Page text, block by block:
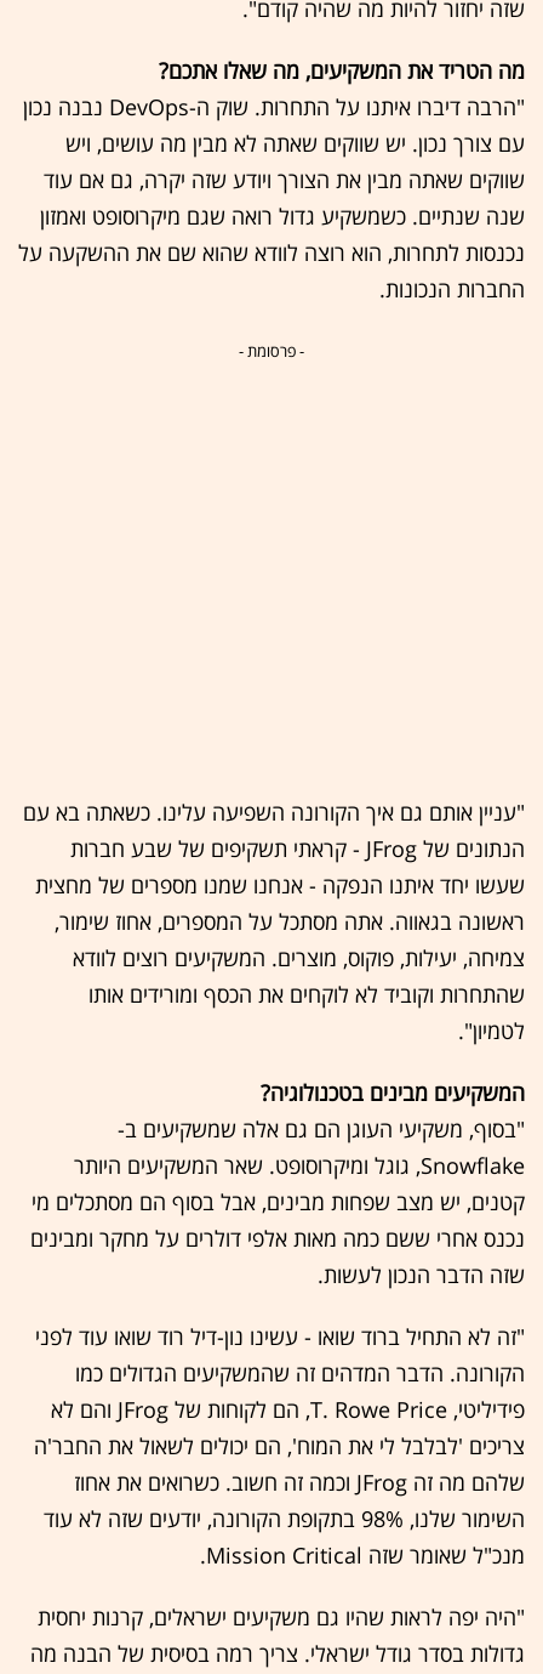
שזה יחזור להיות מה שהיה קודם".
מה הטריד את המשקיעים, מה שאלו אתכם?
"הרבה דיברו איתנו על התחרות. שוק ה-DevOps נבנה נכון
עם צורך נכון. יש שווקים שאתה לא מבין מה עושים, ויש
שווקים שאתה מבין את הצורך ויודע שזה יקרה, גם אם עוד
שנה שנתיים. כשמשקיע גדול רואה שגם מיקרוסופט ואמזון
נכנסות לתחרות, הוא רוצה לוודא שהוא שם את ההשקעה על
החברות הנכונות.
- פרסומת -
"עניין אותם גם איך הקורונה השפיעה עלינו. כשאתה בא עם
הנתונים של JFrog - קראתי תשקיפים של שבע חברות
שעשו יחד איתנו הנפקה - אנחנו שמנו מספרים של מחצית
ראשונה בגאווה. אתה מסתכל על המספרים, אחוז שימור,
צמיחה, יעילות, פוקוס, מוצרים. המשקיעים רוצים לוודא
שהתחרות וקוביד לא לוקחים את הכסף ומורידים אותו
לטמיון".
המשקיעים מבינים בטכנולוגיה?
"בסוף, משקיעי העוגן הם גם אלה שמשקיעים ב-
Snowflake, גוגל ומיקרוסופט. שאר המשקיעים היותר
קטנים, יש מצב שפחות מבינים, אבל בסוף הם מסתכלים מי
נכנס אחרי ששם כמה מאות אלפי דולרים על מחקר ומבינים
שזה הדבר הנכון לעשות.
"זה לא התחיל ברוד שואו - עשינו נון-דיל רוד שואו עוד לפני
הקורונה. הדבר המדהים זה שהמשקיעים הגדולים כמו
פידיליטי, T. Rowe Price, הם לקוחות של JFrog והם לא
צריכים 'לבלבל לי את המוח', הם יכולים לשאול את החבר'ה
שלהם מה זה JFrog וכמה זה חשוב. כשרואים את אחוז
השימור שלנו, 98% בתקופת הקורונה, יודעים שזה לא עוד
מנכ"ל שאומר שזה Mission Critical.
"היה יפה לראות שהיו גם משקיעים ישראלים, קרנות יחסית
גדולות בסדר גודל ישראלי. צריך רמה בסיסית של הבנה מה